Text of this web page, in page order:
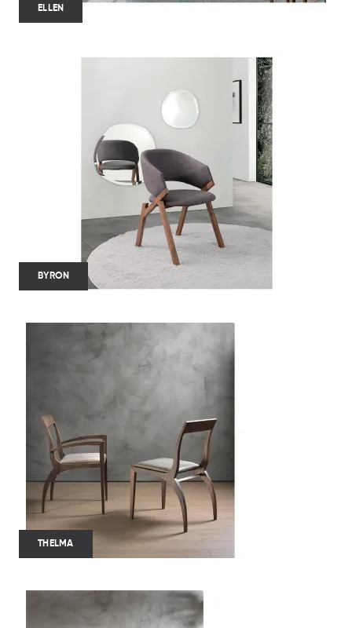
ELLEN
BYRON
THELMA